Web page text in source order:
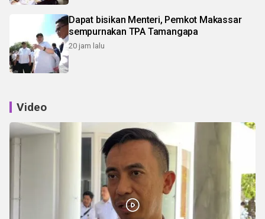
Dapat bisikan Menteri, Pemkot Makassar
sempurnakan TPA Tamangapa
20 jam lalu
Video